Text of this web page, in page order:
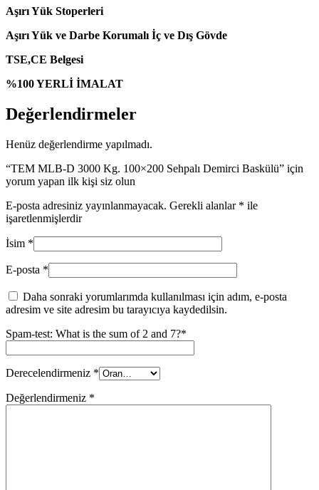
Aşırı Yük Stoperleri
Aşırı Yük ve Darbe Korumalı İç ve Dış Gövde
TSE,CE Belgesi
%100 YERLİ İMALAT
Değerlendirmeler
Henüz değerlendirme yapılmadı.
“TEM MLB-D 3000 Kg. 100×200 Sehpalı Demirci Baskülü” için
yorum yapan ilk kişi siz olun
E-posta adresiniz yayınlanmayacak. Gerekli alanlar * ile
işaretlenmişlerdir
İsim *
E-posta *
Daha sonraki yorumlarımda kullanılması için adım, e-posta
adresim ve site adresim bu tarayıcıya kaydedilsin.
Spam-test: What is the sum of 2 and 7?*
Derecelendirmeniz *
Değerlendirmeniz *